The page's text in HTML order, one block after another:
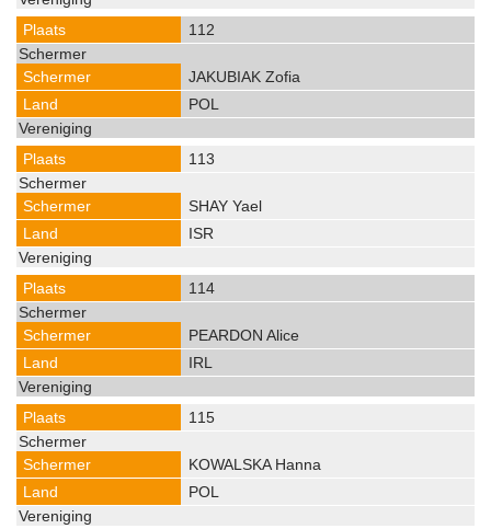
112
JAKUBIAK Zofia
POL
113
SHAY Yael
ISR
114
PEARDON Alice
IRL
115
KOWALSKA Hanna
POL